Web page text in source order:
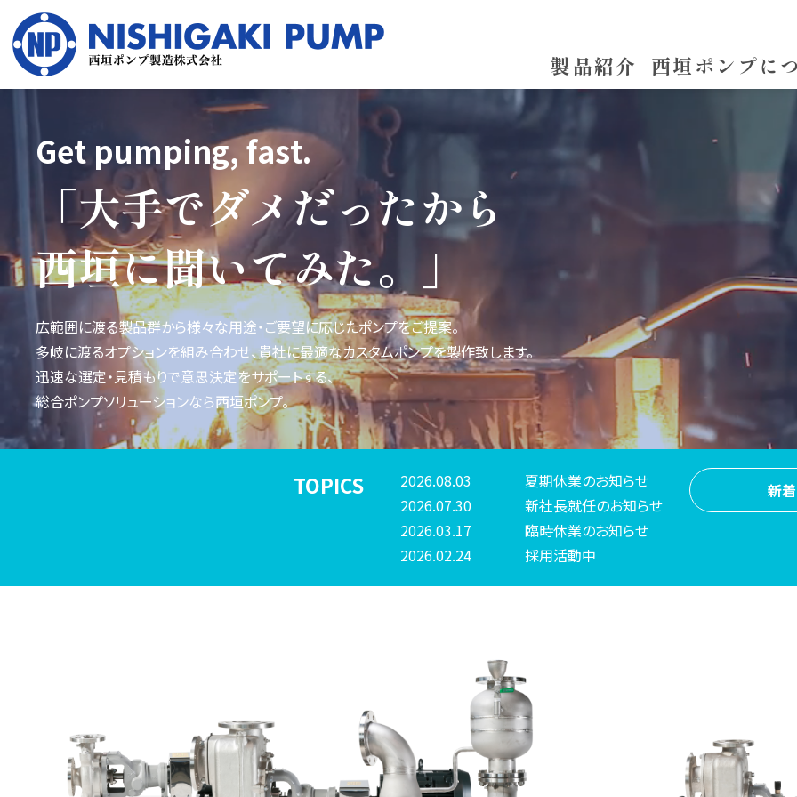
製品紹介 西垣ポンプに
Get pumping,fast.
「大手でダメだったから
西垣に聞いてみた。 」
広範囲に渡る製品群から様々な用途・ご要望に応じたポンプをご提案。
多岐に渡るオプションを組み合わせ、貴社に最適なカスタムポンプを製作致します。
迅速な選定・見積もりで意思決定をサポートする、
総合ポンプソリューションなら西垣ポンプ。
TOPICS 2026.08.03
夏期休業のお知らせ
2026.07.30
新社長就任のお知らせ
2026.03.17
臨時休業のお知らせ
2026.02.24
採用活動中
新